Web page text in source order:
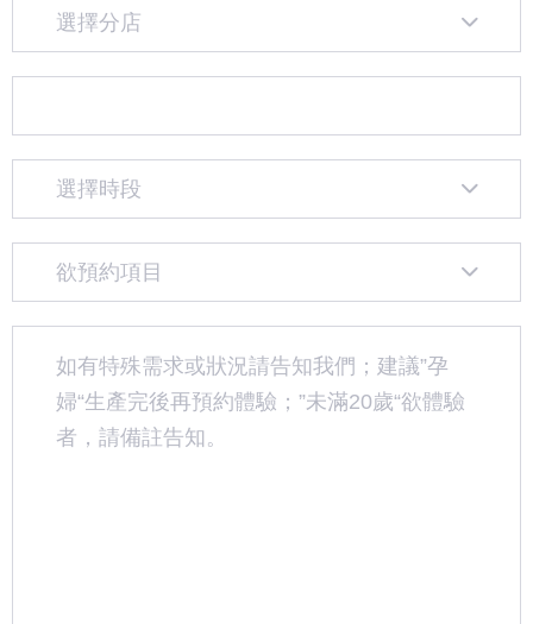
選擇分店
選擇時段
欲預約項目